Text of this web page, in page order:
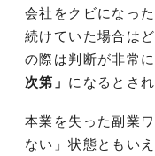
会社をクビになっ
続けていた場合は
の際は判断が非常に
次第」 になるとさ
本業を失った副業
ない」状態ともい